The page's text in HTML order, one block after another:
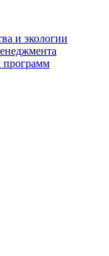
и экологии
программ